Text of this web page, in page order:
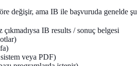
değişir, ama IB ile başvuruda genelde
çıkmadıysa IB results / sonuç belgesi
veya PDF)